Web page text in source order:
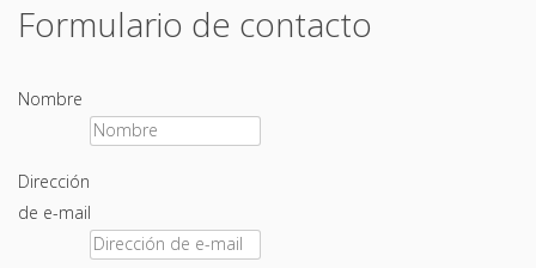
Formulario de contacto
Nombre
Dirección
de e-mail